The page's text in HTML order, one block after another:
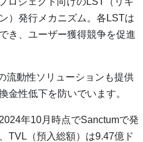
）発行メカニズム。各LSTは
き、ユーザー獲得競争を促進
流動性ソリューションも提供
金性低下を防いでいます。
年10月時点でSanctumで発
TVL（預入総額）は9.47億ド